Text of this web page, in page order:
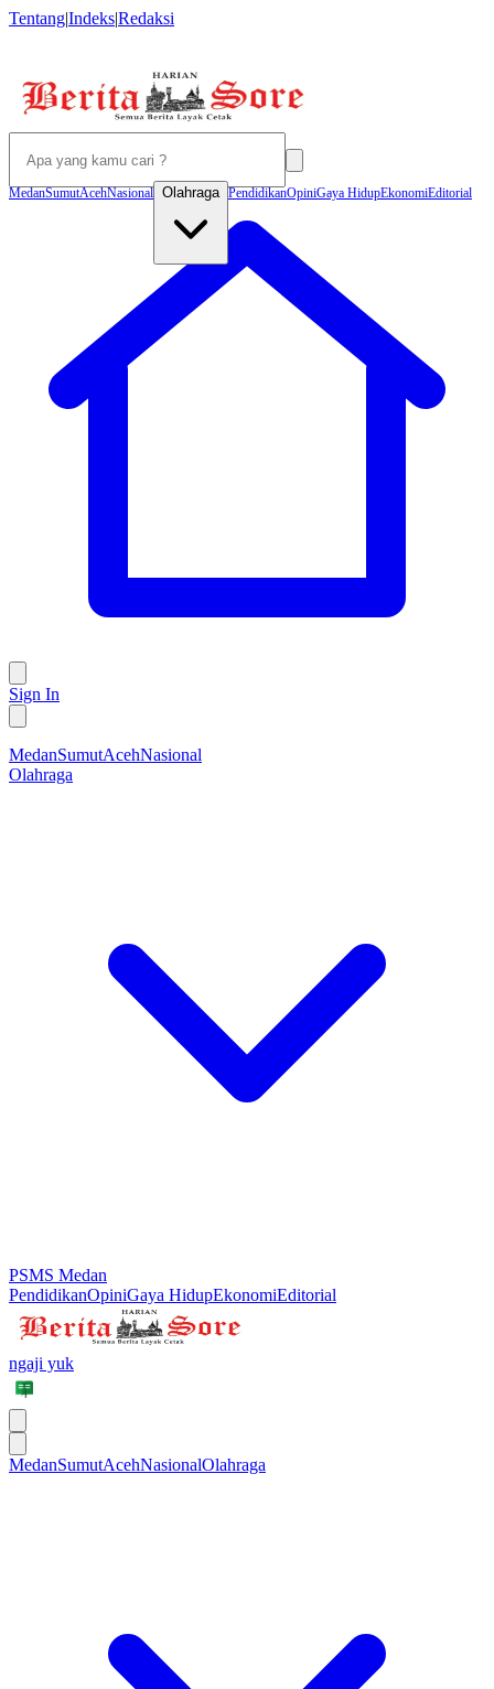
Tentang|Indeks|Redaksi
MedanSumutAcehNasional Olahraga PendidikanOpiniGaya HidupEkonomiEditorial
Sign In
MedanSumutAcehNasional
Olahraga
PSMS Medan
PendidikanOpiniGaya HidupEkonomiEditorial
ngaji yuk
MedanSumutAcehNasionalOlahraga